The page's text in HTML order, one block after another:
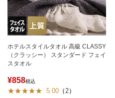
ホテルスタイルタオル 高級 CLASSY
（クラッシー） スタンダード フェイ
スタオル
¥858税込
5.00 （2）